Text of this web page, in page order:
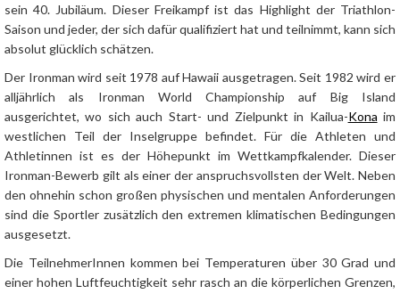
sein 40. Jubiläum. Dieser Freikampf ist das Highlight der Triathlon-
Saison und jeder, der sich dafür qualifiziert hat und teilnimmt, kann sich
absolut glücklich schätzen.
Der Ironman wird seit 1978 auf Hawaii ausgetragen. Seit 1982 wird er
alljährlich als Ironman World Championship auf Big Island
ausgerichtet, wo sich auch Start- und Zielpunkt in Kailua-Kona im
westlichen Teil der Inselgruppe befindet. Für die Athleten und
Athletinnen ist es der Höhepunkt im Wettkampfkalender. Dieser
Ironman-Bewerb gilt als einer der anspruchsvollsten der Welt. Neben
den ohnehin schon großen physischen und mentalen Anforderungen
sind die Sportler zusätzlich den extremen klimatischen Bedingungen
ausgesetzt.
Die TeilnehmerInnen kommen bei Temperaturen über 30 Grad und
einer hohen Luftfeuchtigkeit sehr rasch an die körperlichen Grenzen,